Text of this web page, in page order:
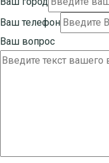
Ваш телефон
Ваш вопрос